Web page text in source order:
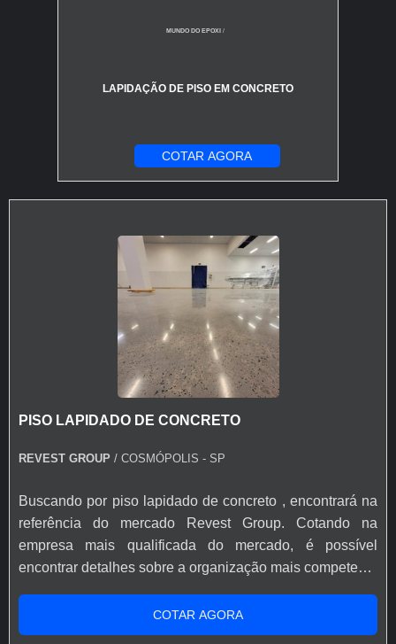
MUNDO DO EPOXI /
LAPIDAÇÃO DE PISO EM CONCRETO
COTAR AGORA
PISO LAPIDADO DE CONCRETO
REVEST GROUP / COSMÓPOLIS - SP
Buscando por piso lapidado de concreto , encontrará na
referência do mercado Revest Group. Cotando na
empresa mais qualificada do mercado, é possível
encontrar detalhes sobre a organização mais competente
adquirido com empresas especializadas. Esse tipo de
cuidado ajuda a garantir a qualidade e durabilidade dos
COTAR AGORA